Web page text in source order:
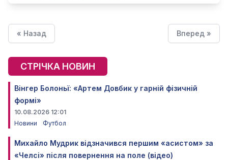
« Назад Вперед »
СТРІЧКА НОВИН
Вінгер Болоньї: «Артем Довбик у гарній фізичній
формі»
10.08.2026 12:01
Новини
Футбол
Михайло Мудрик відзначився першим «асистом» за
«Челсі» після повернення на поле (відео)